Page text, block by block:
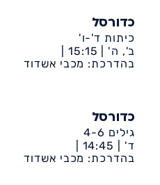
כדורסל
כיתות ד'-ו'
ב', ה' | 15:15 |
דיונה-ביה״ס אמירים
בהדרכת: מכבי אשדוד
כדורסל
גילים 4-6
ד' |
14:45 |
דיונה-ביה״ס אמירים
בהדרכת: מכבי אשדוד